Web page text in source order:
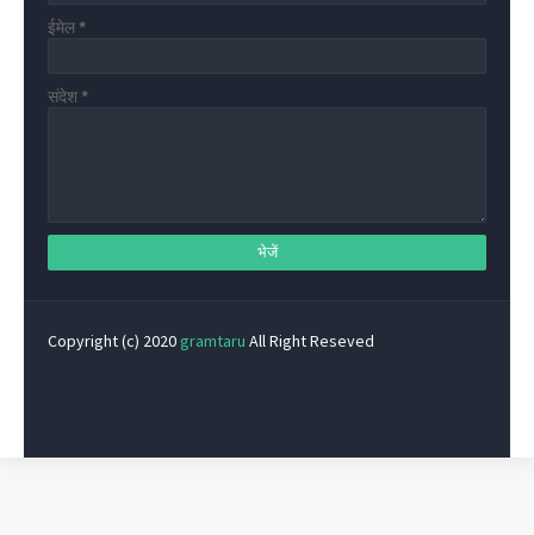
ईमेल *
संदेश *
Copyright (c) 2020 gramtaru All Right Reseved